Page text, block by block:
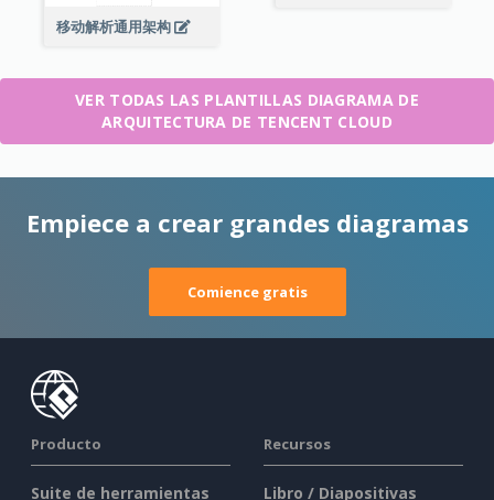
移动解析通用架构
VER TODAS LAS PLANTILLAS DIAGRAMA DE
ARQUITECTURA DE TENCENT CLOUD
Empiece a crear grandes diagramas
Comience gratis
Producto
Suite de herramientas
Recursos
Libro / Diapositivas